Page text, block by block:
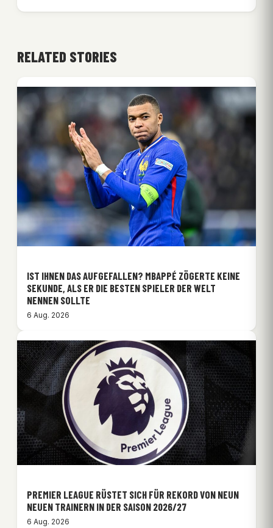
RELATED STORIES
IST IHNEN DAS AUFGEFALLEN? MBAPPÉ ZÖGERTE KEINE
SEKUNDE, ALS ER DIE BESTEN SPIELER DER WELT
NENNEN SOLLTE
6 Aug. 2026
PREMIER LEAGUE RÜSTET SICH FÜR REKORD VON NEUN
NEUEN TRAINERN IN DER SAISON 2026/27
6 Aug. 2026